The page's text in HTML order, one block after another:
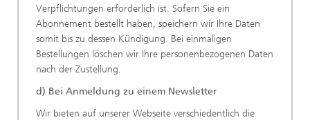
Verpflichtungen erforderlich ist. Sofern Sie ein
Abonnement bestellt haben, speichern wir Ihre Daten
somit bis zu dessen Kündigung. Bei einmaligen
Bestellungen löschen wir Ihre personenbezogenen Daten
nach der Zustellung.
d) Bei Anmeldung zu einem Newsletter
Wir bieten auf unserer Webseite verschiedentlich die